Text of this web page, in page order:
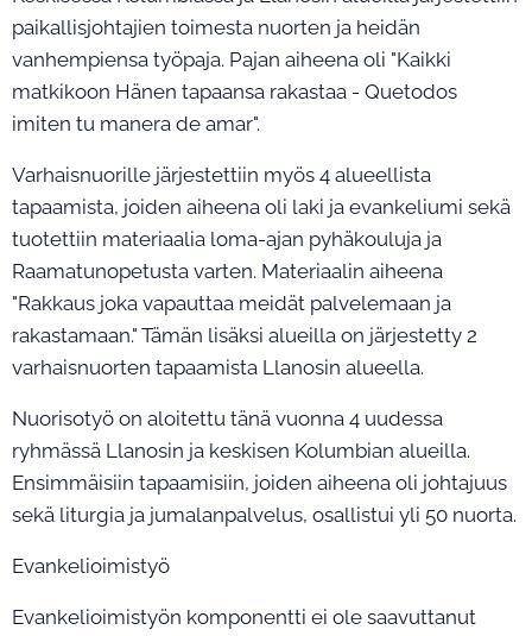
paikallisjohtajien toimesta nuorten ja heidän
vanhempiensa työpaja. Pajan aiheena oli "Kaikki
matkikoon Hänen tapaansa rakastaa - Quetodos
imiten tu manera de amar".
Varhaisnuorille järjestettiin myös 4 alueellista
tapaamista, joiden aiheena oli laki ja evankeliumi sekä
tuotettiin materiaalia loma-ajan pyhäkouluja ja
Raamatunopetusta varten. Materiaalin aiheena
"Rakkaus joka vapauttaa meidät palvelemaan ja
rakastamaan." Tämän lisäksi alueilla on järjestetty 2
varhaisnuorten tapaamista Llanosin alueella.
Nuorisotyö on aloitettu tänä vuonna 4 uudessa
ryhmässä Llanosin ja keskisen Kolumbian alueilla.
Ensimmäisiin tapaamisiin, joiden aiheena oli johtajuus
sekä liturgia ja jumalanpalvelus, osallistui yli 50 nuorta.
Evankelioimistyö
Evankelioimistyön komponentti ei ole saavuttanut